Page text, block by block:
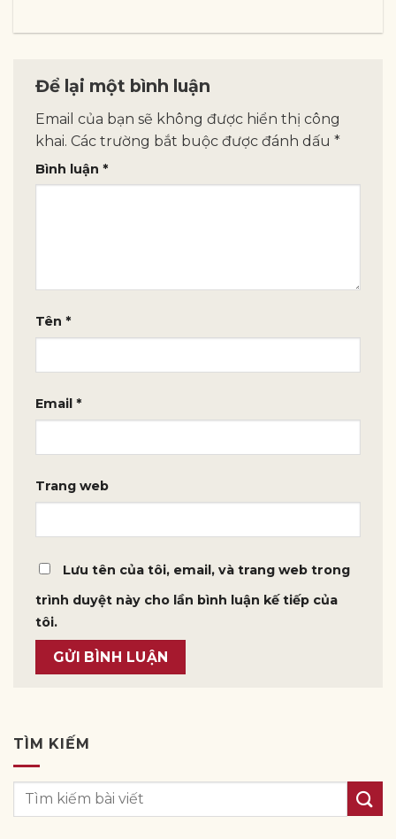
Để lại một bình luận
Email của bạn sẽ không được hiển thị công
khai. Các trường bắt buộc được đánh dấu *
Bình luận *
Tên *
Email *
Trang web
Lưu tên của tôi, email, và trang web trong
trình duyệt này cho lần bình luận kế tiếp của
tôi.
TÌM KIẾM